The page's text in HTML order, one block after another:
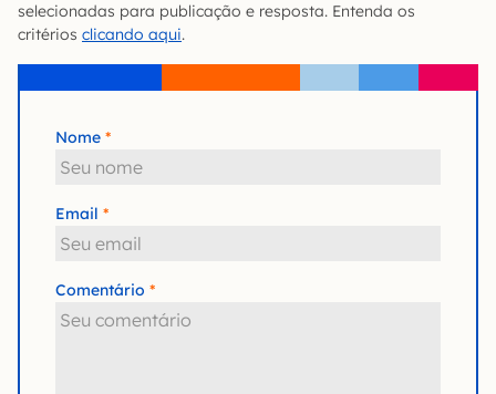
selecionadas para publicação e resposta. Entenda os
critérios clicando aqui.
Nome
Email
Comentário